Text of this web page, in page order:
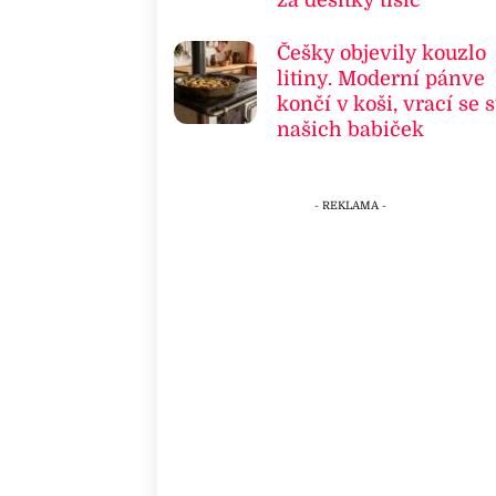
Češky objevily kouzlo
litiny. Moderní pánve
končí v koši, vrací se
našich babiček